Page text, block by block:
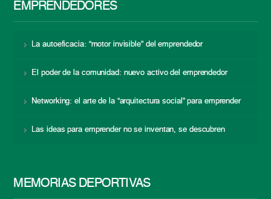
EMPRENDEDORES
La autoeficacia: “motor invisible” del emprendedor
El poder de la comunidad: nuevo activo del emprendedor
Networking: el arte de la “arquitectura social” para emprender
Las ideas para emprender no se inventan, se descubren
MEMORIAS DEPORTIVAS